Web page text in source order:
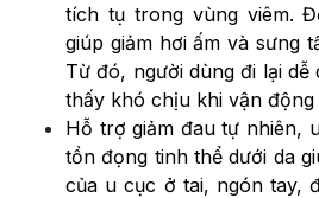
tích tụ trong vùng viêm.
giúp giảm hơi ấm và sưng
Từ đó, người dùng đi lại
thấy khó chịu khi vận động
Hỗ trợ giảm đau tự nhiên,
tồn đọng tinh thể dưới da
của u cục ở tai, ngón tay,